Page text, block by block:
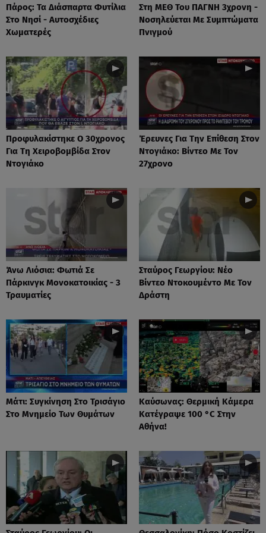
Πάρος: Τα Διάσπαρτα Φυτίλια
Στο Νησί - Αυτοσχέδιες
Χωματερές
Στη ΜΕΘ Του ΠΑΓΝΗ 3χρονη -
Νοσηλεύεται Με Συμπτώματα
Πνιγμού
Προφυλακίστηκε Ο 30χρονος
Για Τη Χειροβομβίδα Στον
Ντογιάκο
Έρευνες Για Την Επίθεση Στον
Ντογιάκο: Βίντεο Με Τον
27χρονο
Άνω Λιόσια: Φωτιά Σε
Πάρκινγκ Μονοκατοικίας - 3
Τραυματίες
Σταύρος Γεωργίου: Νέο
Βίντεο Ντοκουμέντο Με Τον
Δράστη
Μάτι: Συγκίνηση Στο Τρισάγιο
Στο Μνημείο Των Θυμάτων
Καύσωνας: Θερμική Κάμερα
Κατέγραψε 100 °C Στην
Αθήνα!